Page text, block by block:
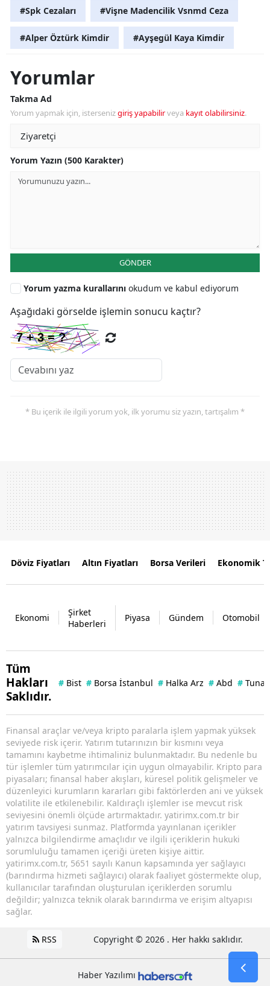
#Spk Cezaları #Vişne Madencilik Vsnmd Ceza
#Alper Öztürk Kimdir #Ayşegül Kaya Kimdir
Yorumlar
Takma Ad
Yorum yapmak için, istersenizgiriş yapabilirveya kayıt olabilirsiniz.
Yorum Yazın (500 Karakter)
GÖNDER
Yorum yazma kurallarını okudum ve kabul ediyorum
Aşağıdaki görselde işlemin sonucu kaçtır?
* Bu içerik ile ilgili yorum yok, ilk yorumu siz yazın, tartışalım *
Döviz Fiyatları Altın Fiyatları Borsa Verileri Ekonomik
Ekonomi
Şirket
Haberleri
Piyasa Gündem Otomobil
Tüm
Hakları
Saklıdır.
# Bist # Borsa İstanbul # Halka Arz # Abd # Tuna
Finansal araçlar ve/veya kripto paralarla işlem yapmak yüksek
seviyede risk içerir. Yatırım tutarınızın bir kısmını veya
tamamını kaybetme ihtimaliniz bulunmaktadır. Bu nedenle bu
tür işlemler tüm yatırımcılar için uygun olmayabilir. Kripto para
piyasaları; finansal haber akışları, küresel politik gelişmeler ve
düzenleyici kurumların kararları gibi faktörlerden ani ve yüksek
volatilite ile etkilenebilir. Kaldıraçlı işlemler ise mevcut risk
seviyesini önemli ölçüde artırmaktadır. yatirimx.com.tr bir
yatırım tavsiyesi sunmaz. Platformda yayınlanan içerikler
yalnızca bilgilendirme amaçlıdır ve ilgili içeriklerin hukuki
sorumluluğu tamamen içeriği üreten kişiye aittir.
yatirimx.com.tr, 5651 sayılı Kanun kapsamında yer sağlayıcı
(barındırma hizmeti sağlayıcı) olarak faaliyet göstermekte olup,
kullanıcılar tarafından oluşturulan içeriklerden sorumlu
değildir; yalnızca teknik olarak barındırma ve erişim altyapısı
sağlar.
RSS Copyright © 2026 . Her hakkı saklıdır.
Haber Yazılımı